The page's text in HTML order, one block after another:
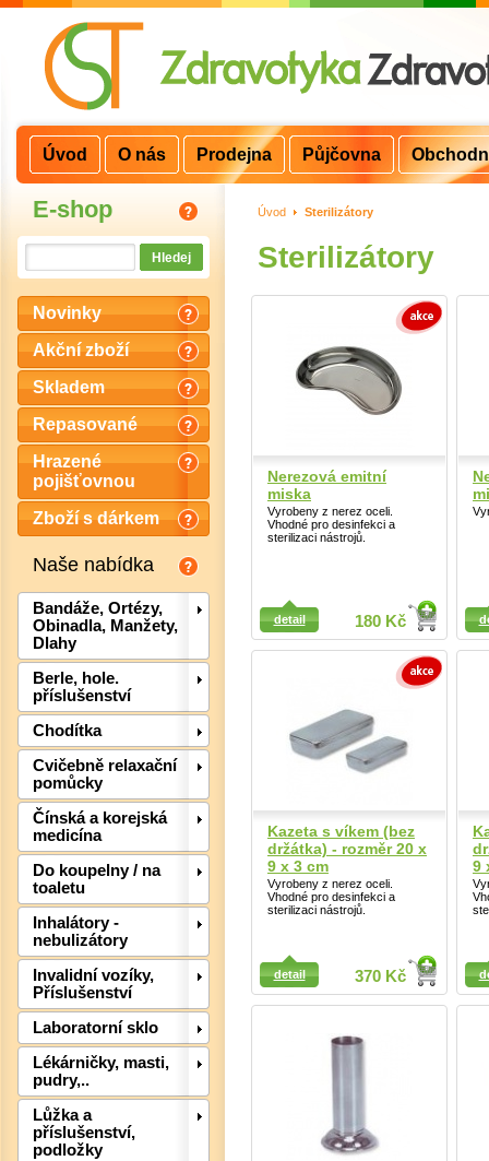
E-shop
Novinky
Akční zboží
Skladem
Repasované
Hrazené
pojišťovnou
Zboží s dárkem
Naše nabídka
Bandáže, Ortézy,
Obinadla, Manžety,
Dlahy
Berle, hole.
příslušenství
Chodítka
Cvičebně relaxační
pomůcky
Čínská a korejská
medicína
Do koupelny / na
toaletu
Inhalátory -
nebulizátory
Invalidní vozíky,
Příslušenství
Laboratorní sklo
Lékárničky, masti,
pudry,..
Lůžka a
příslušenství,
podložky
Úvod > Sterilizátory
Sterilizátory
Nerezová emitní
miska
Vyrobeny z nerez oceli.
Vhodné pro desinfekci a
sterilizaci nástrojů.
180 Kč
detail
Detail
Detail
Kazeta s víkem (bez
držátka) - rozměr 20 x
9 x 3 cm
Vyrobeny z nerez oceli.
Vhodné pro desinfekci a
sterilizaci nástrojů.
370 Kč
detail
9
Detail
Detail
Úvod O nás Prodejna Půjčovna